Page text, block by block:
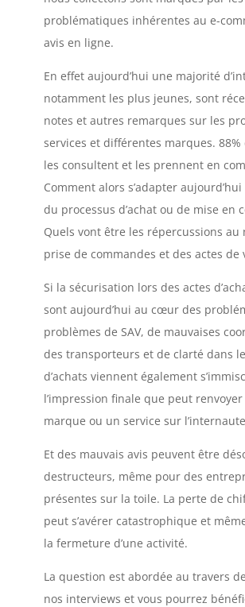
problématiques inhérentes au e-
avis en ligne.
En effet aujourd’hui une majorité
notamment les plus jeunes, sont
notes et autres remarques sur les
services et différentes marques. 88%
les consultent et les prennent en
Comment alors s’adapter
du processus d’achat ou de mise en
Quels vont être les répercussions au
prise de commandes et des actes de
Si la sécurisation lors des actes
sont aujourd’hui au cœur des
problèmes de SAV, de mauvaises
des transporteurs et de clarté dans
d’achats viennent également
l’impression finale que peut
marque ou un service sur
Et des mauvais avis peuvent être
destructeurs, même pour des
présentes sur la toile. La perte de
peut s’avérer catastrophique et
la fermeture d’une activité.
La question est abordée au travers
nos interviews et vous pourrez